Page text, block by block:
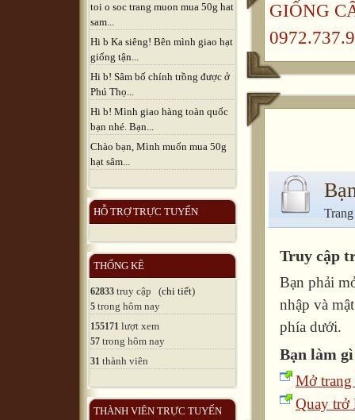
toi o soc trang muon mua 50g hat
sam...
Hi b Ka siêng! Bên mình giao hạt
giống tận...
Hi b! Sâm bố chính trồng được ở
Phú Thọ...
Hi b! Mình giao hàng toàn quốc
bạn nhé. Bạn...
Chào bạn, Mình muốn mua 50g
hạt sâm...
HỖ TRỢ TRỰC TUYẾN
THỐNG KÊ
62833 truy cập (chi tiết)
5 trong hôm nay
155171 lượt xem
57 trong hôm nay
31 thành viên
THÀNH VIÊN TRỰC TUYẾN
GIỐNG
Truy cập
Bạn phải
nhập và
phía dưới.
Bạn làm
Mở trang
Quay trở